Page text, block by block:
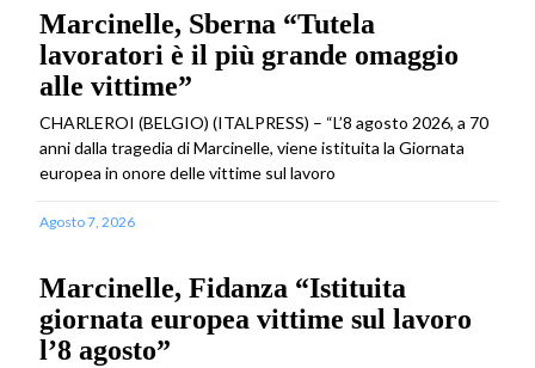
Marcinelle, Sberna “Tutela
lavoratori è il più grande omaggio
alle vittime”
CHARLEROI (BELGIO) (ITALPRESS) – “L’8 agosto 2026, a 70
anni dalla tragedia di Marcinelle, viene istituita la Giornata
europea in onore delle vittime sul lavoro
Agosto 7, 2026
Marcinelle, Fidanza “Istituita
giornata europea vittime sul lavoro
l’8 agosto”